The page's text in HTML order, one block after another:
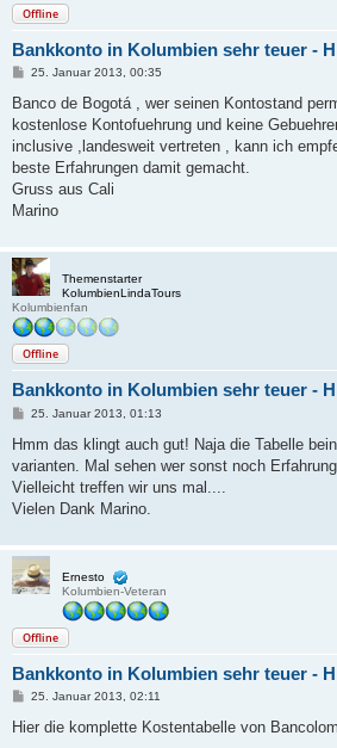
Offline
Bankkonto in Kolumbien sehr teuer -
B
i
r
a
25. Januar 2013, 00:35
Banco de Bogotá , wer seinen Kontostand
kostenlose Kontofuehrung und keine
inclusive ,landesweit vertreten , kann ich
beste Erfahrungen damit gemacht.
Gruss aus Cali
Marino
Themenstarter
KolumbienLindaTours
Kolumbienfan
Offline
Bankkonto in Kolumbien sehr teuer -
B
i
r
a
25. Januar 2013, 01:13
Hmm das klingt auch gut! Naja die Tabelle
varianten. Mal sehen wer sonst noch
Vielleicht treffen wir uns mal....
Vielen Dank Marino.
Ernesto
Kolumbien-Veteran
Offline
Bankkonto in Kolumbien sehr teuer -
B
i
25. Januar 2013, 02:11
Hier die komplette Kostentabelle von